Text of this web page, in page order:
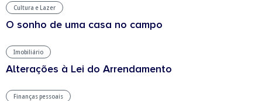
Cultura e Lazer
O sonho de uma casa no campo
Imobiliário
Alterações à Lei do Arrendamento
Finanças pessoais